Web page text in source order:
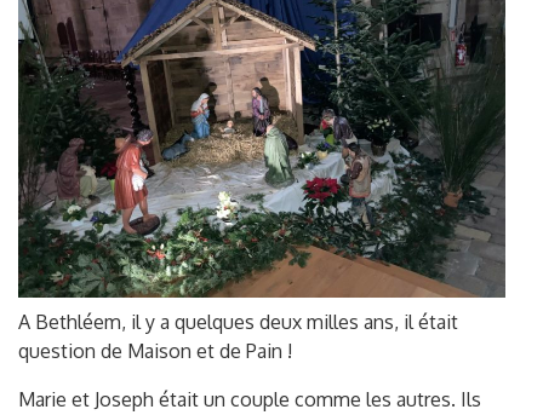
A Bethléem, il y a quelques deux milles ans, il était
question de Maison et de Pain !
Marie et Joseph était un couple comme les autres. Ils